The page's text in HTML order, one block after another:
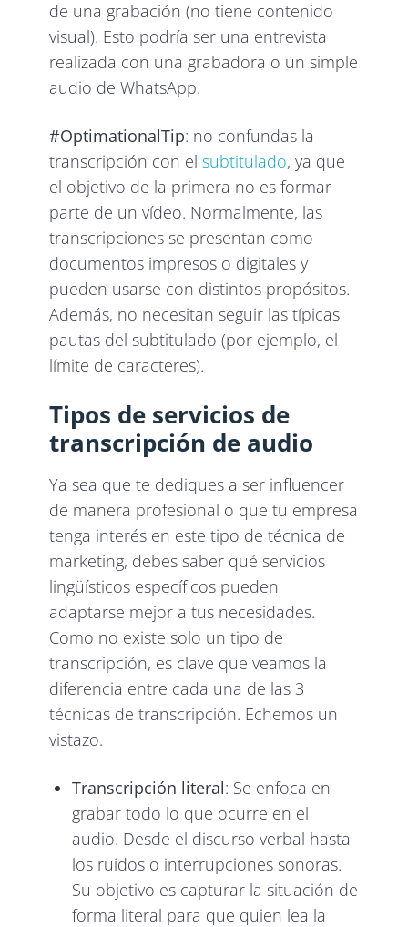
de una grabación (no tiene contenido
visual). Esto podría ser una entrevista
realizada con una grabadora o un simple
audio de WhatsApp.
#OptimationalTip: no confundas la
transcripción con el subtitulado, ya que
el objetivo de la primera no es formar
parte de un vídeo. Normalmente, las
transcripciones se presentan como
documentos impresos o digitales y
pueden usarse con distintos propósitos.
Además, no necesitan seguir las típicas
pautas del subtitulado (por ejemplo, el
límite de caracteres).
Tipos de servicios de
transcripción de audio
Ya sea que te dediques a ser influencer
de manera profesional o que tu empresa
tenga interés en este tipo de técnica de
marketing, debes saber qué servicios
lingüísticos específicos pueden
adaptarse mejor a tus necesidades.
Como no existe solo un tipo de
transcripción, es clave que veamos la
diferencia entre cada una de las 3
técnicas de transcripción. Echemos un
vistazo.
Transcripción literal: Se enfoca en
grabar todo lo que ocurre en el
audio. Desde el discurso verbal hasta
los ruidos o interrupciones sonoras.
Su objetivo es capturar la situación de
forma literal para que quien lea la